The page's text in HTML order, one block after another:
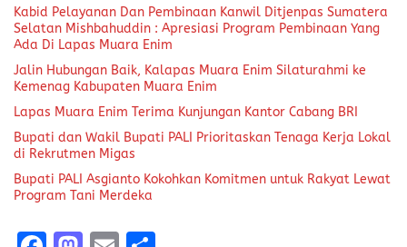
Kabid Pelayanan Dan Pembinaan Kanwil Ditjenpas Sumatera
Selatan Mishbahuddin : Apresiasi Program Pembinaan Yang
Ada Di Lapas Muara Enim
Jalin Hubungan Baik, Kalapas Muara Enim Silaturahmi ke
Kemenag Kabupaten Muara Enim
Lapas Muara Enim Terima Kunjungan Kantor Cabang BRI
Bupati dan Wakil Bupati PALI Prioritaskan Tenaga Kerja Lokal
di Rekrutmen Migas
Bupati PALI Asgianto Kokohkan Komitmen untuk Rakyat Lewat
Program Tani Merdeka